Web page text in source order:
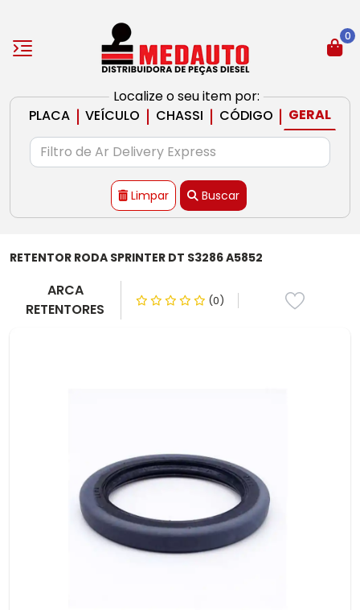
Localize o seu item por:
PLACA | VEÍCULO | CHASSI | CÓDIGO | GERAL
Limpar Buscar
0
RETENTOR RODA SPRINTER DT S3286 A5852
ARCA
RETENTORES
(0)